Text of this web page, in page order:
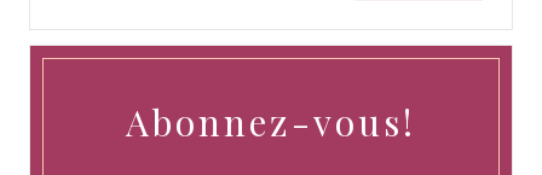
Abonnez-vous!